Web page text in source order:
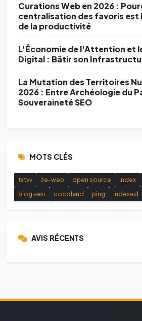
Curations Web en 2026 :
centralisation des favoris est
de la productivité
L'Économie de l'Attention et
Digital : Bâtir son
La Mutation des Territoires
2026 : Entre Archéologie du
Souveraineté SEO
MOTS CLÉS
txtvv ze-web open source index
blog seo
cocoland ping indexed
AVIS RÉCENTS